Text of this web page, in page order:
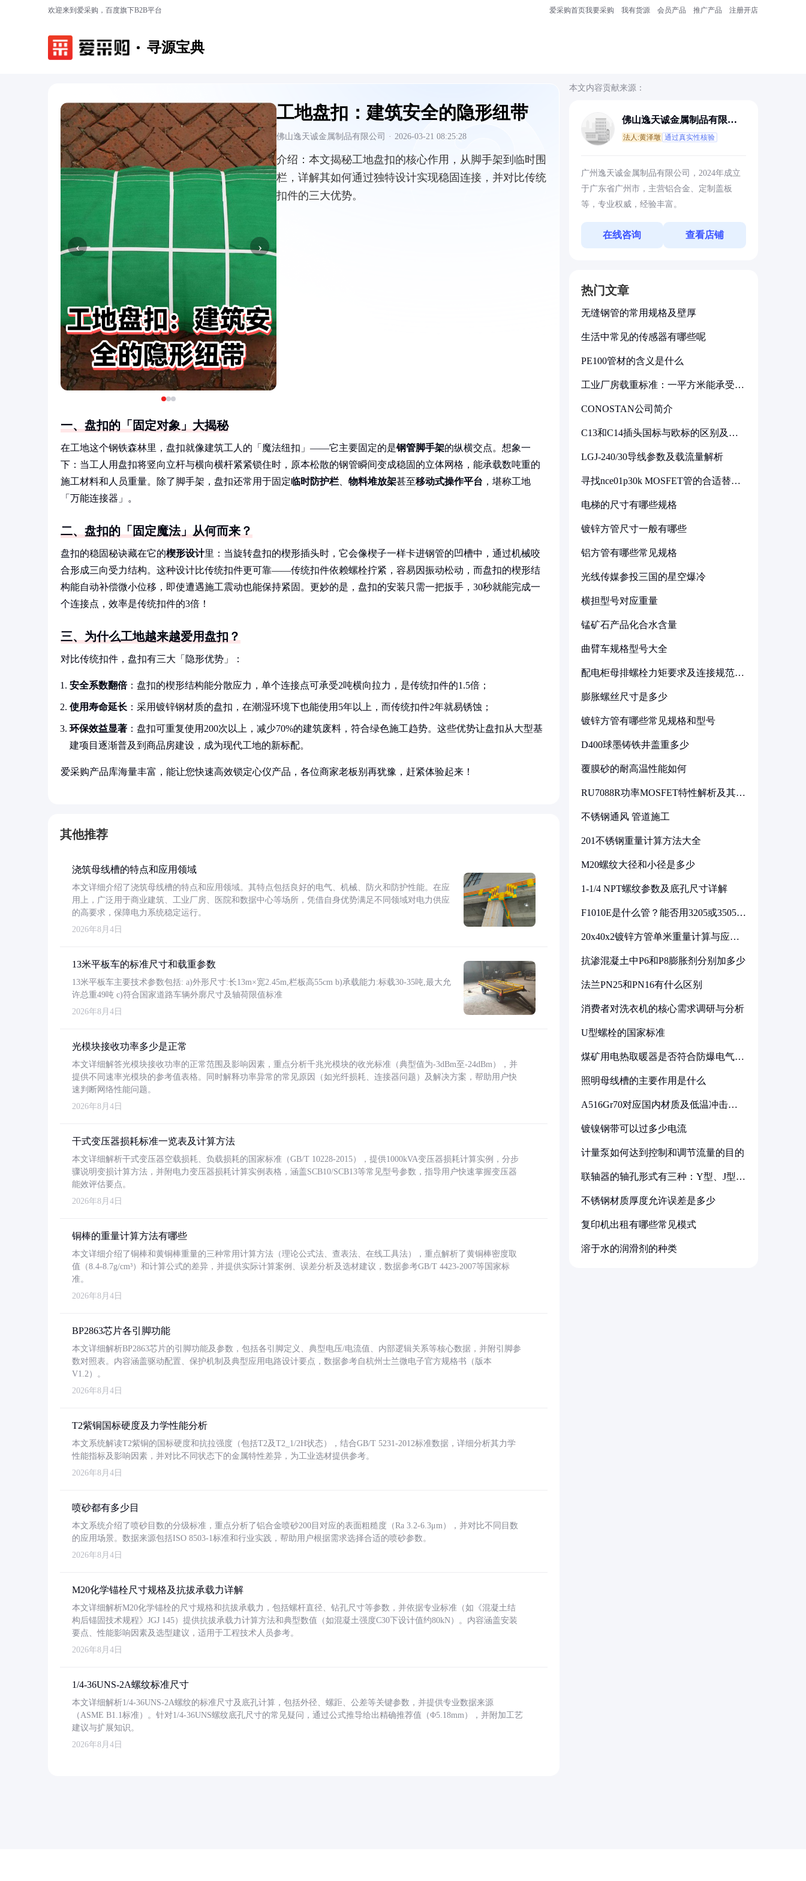
欢迎来到爱采购，百度旗下B2B平台 爱采购首页我要采购 我有货源 会员产品 推广产品 注册开店
寻源宝典
‹ ›
工地盘扣：建筑安全的隐形纽带
佛山逸天诚金属制品有限公司 · 2026-03-21 08:25:28
介绍： 本文揭秘工地盘扣的核心作用，从脚手架到临时围
栏，详解其如何通过独特设计实现稳固连接，并对比传统
扣件的三大优势。
一、盘扣的「固定对象」大揭秘
在工地这个钢铁森林里，盘扣就像建筑工人的「魔法纽扣」——它主要固定的是钢管脚手架的纵横交点。想象一
下：当工人用盘扣将竖向立杆与横向横杆紧紧锁住时，原本松散的钢管瞬间变成稳固的立体网格，能承载数吨重的
施工材料和人员重量。除了脚手架，盘扣还常用于固定临时防护栏 物料堆放架甚至移动式操作平台 ，堪称工地
「万能连接器」。
二、盘扣的「固定魔法」从何而来？
盘扣的稳固秘诀藏在它的楔形设计里：当旋转盘扣的楔形插头时，它会像楔子一样卡进钢管的凹槽中，通过机械咬
合形成三向受力结构。这种设计比传统扣件更可靠——传统扣件依赖螺栓拧紧，容易因振动松动，而盘扣的楔形结
构能自动补偿微小位移，即使遭遇施工震动也能保持紧固。更妙的是，盘扣的安装只需一把扳手，30秒就能完成一
个连接点，效率是传统扣件的3倍！
三、为什么工地越来越爱用盘扣？
对比传统扣件，盘扣有三大「隐形优势」：
安全系数翻倍：盘扣的楔形结构能分散应力，单个连接点可承受2吨横向拉力，是传统扣件的1.5倍；
使用寿命延长 ：采用镀锌钢材质的盘扣，在潮湿环境下也能使用5年以上，而传统扣件2年就易锈蚀；
环保效益显著 ：盘扣可重复使用200次以上，减少70%的建筑废料，符合绿色施工趋势。这些优势让盘扣从大型基
建项目逐渐普及到商品房建设，成为现代工地的新标配。
爱采购产品库海量丰富，能让您快速高效锁定心仪产品，各位商家老板别再犹豫，赶紧体验起来！
其他推荐
浇筑母线槽的特点和应用领域
本文详细介绍了浇筑母线槽的特点和应用领域。其特点包括良好的电气、机械、防火和防护性能。在应
用上，广泛用于商业建筑、工业厂房、医院和数据中心等场所，凭借自身优势满足不同领域对电力供应
的高要求，保障电力系统稳定运行。
2026年8月4日
13米平板车的标准尺寸和载重参数
13米平板车主要技术参数包括: a)外形尺寸:长13m×宽2.45m,栏板高55cm b)承载能力:标载30-35吨,最大允
许总重49吨 c)符合国家道路车辆外廓尺寸及轴荷限值标准
2026年8月4日
光模块接收功率多少是正常
本文详细解答光模块接收功率的正常范围及影响因素，重点分析千兆光模块的收光标准（典型值为-3dBm至-24dBm），并
提供不同速率光模块的参考值表格。同时解释功率异常的常见原因（如光纤损耗、连接器问题）及解决方案，帮助用户快
速判断网络性能问题。
2026年8月4日
干式变压器损耗标准一览表及计算方法
本文详细解析干式变压器空载损耗、负载损耗的国家标准（GB/T 10228-2015），提供1000kVA变压器损耗计算实例，分步
骤说明变损计算方法，并附电力变压器损耗计算实例表格，涵盖SCB10/SCB13等常见型号参数，指导用户快速掌握变压器
能效评估要点。
2026年8月4日
铜棒的重量计算方法有哪些
本文详细介绍了铜棒和黄铜棒重量的三种常用计算方法（理论公式法、查表法、在线工具法），重点解析了黄铜棒密度取
值（8.4-8.7g/cm³）和计算公式的差异，并提供实际计算案例、误差分析及选材建议，数据参考GB/T 4423-2007等国家标
准。
2026年8月4日
BP2863芯片各引脚功能
本文详细解析BP2863芯片的引脚功能及参数，包括各引脚定义、典型电压/电流值、内部逻辑关系等核心数据，并附引脚参
数对照表。内容涵盖驱动配置、保护机制及典型应用电路设计要点，数据参考自杭州士兰微电子官方规格书（版本
V1.2）。
2026年8月4日
T2紫铜国标硬度及力学性能分析
本文系统解读T2紫铜的国标硬度和抗拉强度（包括T2及T2_1/2H状态），结合GB/T 5231-2012标准数据，详细分析其力学
性能指标及影响因素，并对比不同状态下的金属特性差异，为工业选材提供参考。
2026年8月4日
喷砂都有多少目
本文系统介绍了喷砂目数的分级标准，重点分析了铝合金喷砂200目对应的表面粗糙度（Ra 3.2-6.3μm），并对比不同目数
的应用场景。数据来源包括ISO 8503-1标准和行业实践，帮助用户根据需求选择合适的喷砂参数。
2026年8月4日
M20化学锚栓尺寸规格及抗拔承载力详解
本文详细解析M20化学锚栓的尺寸规格和抗拔承载力，包括螺杆直径、钻孔尺寸等参数，并依据专业标准（如《混凝土结
构后锚固技术规程》JGJ 145）提供抗拔承载力计算方法和典型数值（如混凝土强度C30下设计值约80kN）。内容涵盖安装
要点、性能影响因素及选型建议，适用于工程技术人员参考。
2026年8月4日
1/4-36UNS-2A螺纹标准尺寸
本文详细解析1/4-36UNS-2A螺纹的标准尺寸及底孔计算，包括外径、螺距、公差等关键参数，并提供专业数据来源
（ASME B1.1标准）。针对1/4-36UNS螺纹底孔尺寸的常见疑问，通过公式推导给出精确推荐值（Φ5.18mm），并附加工艺
建议与扩展知识。
2026年8月4日
本文内容贡献来源：
佛山逸天诚金属制品有限公
法人:黄泽墩 通过真实性核验
广州逸天诚金属制品有限公司，2024年成立
于广东省广州市，主营铝合金、定制盖板
等，专业权威，经验丰富。
在线咨询 查看店铺
热门文章
无缝钢管的常用规格及壁厚
生活中常见的传感器有哪些呢
PE100管材的含义是什么
工业厂房载重标准：一平方米能承受多
CONOSTAN公司简介
C13和C14插头国标与欧标的区别及其
LGJ-240/30导线参数及载流量解析
寻找nce01p30k MOSFET管的合适替代
电梯的尺寸有哪些规格
镀锌方管尺寸一般有哪些
铝方管有哪些常见规格
光线传媒参投三国的星空爆冷
横担型号对应重量
锰矿石产品化合水含量
曲臂车规格型号大全
配电柜母排螺栓力矩要求及连接规范详
膨胀螺丝尺寸是多少
镀锌方管有哪些常见规格和型号
D400球墨铸铁井盖重多少
覆膜砂的耐高温性能如何
RU7088R功率MOSFET特性解析及其在
不锈钢通风 管道施工
201不锈钢重量计算方法大全
M20螺纹大径和小径是多少
1-1/4 NPT螺纹参数及底孔尺寸详解
F1010E是什么管？能否用3205或3505代
20x40x2镀锌方管单米重量计算与应用
抗渗混凝土中P6和P8膨胀剂分别加多少
法兰PN25和PN16有什么区别
消费者对洗衣机的核心需求调研与分析
U型螺栓的国家标准
煤矿用电热取暖器是否符合防爆电气设
照明母线槽的主要作用是什么
A516Gr70对应国内材质及低温冲击要
镀镍钢带可以过多少电流
计量泵如何达到控制和调节流量的目的
联轴器的轴孔形式有三种：Y型、J型、
不锈钢材质厚度允许误差是多少
复印机出租有哪些常见模式
溶于水的润滑剂的种类